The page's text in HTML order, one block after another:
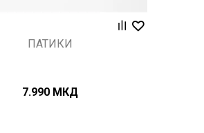
ПАТИКИ
7.990 МКД